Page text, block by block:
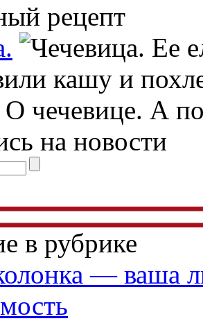
рецепт
Ее
кашу и
чечевице. А
на новости
в рубрике
— ваша